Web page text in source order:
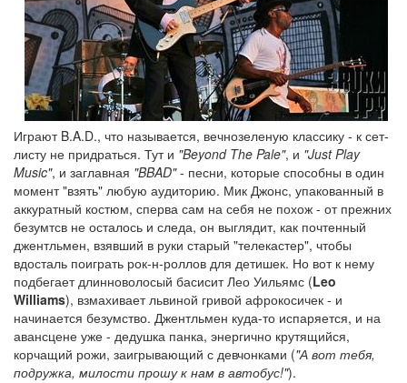
Играют B.A.D., что называется, вечнозеленую классику - к сет-
листу не придраться. Тут и "Beyond The Pale", и "Just Play
Music", и заглавная "BBAD"- песни, которые способны в один
момент "взять" любую аудиторию. Мик Джонс, упакованный в
аккуратный костюм, сперва сам на себя не похож - от прежних
безумтсв не осталось и следа, он выглядит, как почтенный
джентльмен, взявший в руки старый "телекастер", чтобы
вдосталь поиграть рок-н-роллов для детишек. Но вот к нему
подбегает длинноволосый басисит Лео Уильямс (Leo
Williams), взмахивает львиной гривой афрокосичек - и
начинается безумство. Джентльмен куда-то испаряется, и на
авансцене уже - дедушка панка, энергично крутящийся,
корчащий рожи, заигрывающий с девчонками ("А вот тебя,
подружка, милости прошу к нам в автобус!").